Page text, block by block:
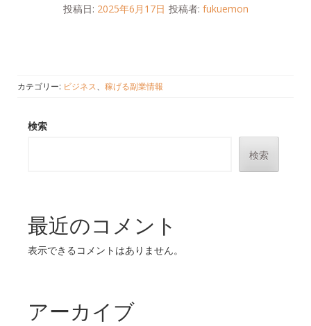
投稿日: 2025年6月17日 投稿者: fukuemon
カテゴリー: ビジネス、 稼げる副業情報
検索
検索
最近のコメント
表示できるコメントはありません。
アーカイブ